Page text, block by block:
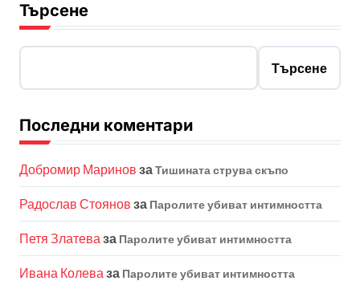
Търсене
Търсене
Последни коментари
Добромир Маринов заТишината струва скъпо
Радослав Стоянов за Паролите убиват интимността
Петя Златеваза Паролите убиват интимността
Ивана Колеваза Паролите убиват интимността